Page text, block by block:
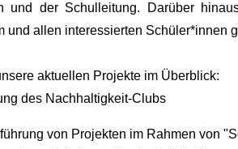
und der Schulleitung. Darüber
und allen interessierten Schüler*innen
aktuellen Projekte im Überblick:
des Nachhaltigkeit-Clubs
von Projekten im Rahmen von